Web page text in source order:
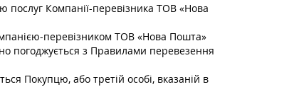
Компанії-перевізника ТОВ «Нова
перевізником ТОВ «Нова Пошта»
погоджується з Правилами перевезення
Покупцю, або третій особі, вказаній в